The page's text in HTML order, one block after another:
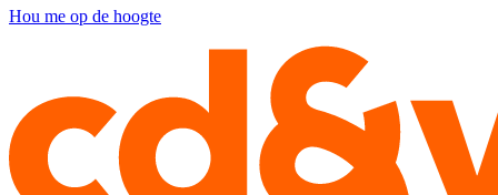
Hou me op de hoogte